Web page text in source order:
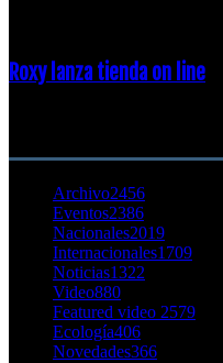
Roxy lanza tienda on line
Archivo2456
Eventos2386
Nacionales2019
Internacionales1709
Noticias1322
Video880
Featured video 2579
Ecología406
Novedades366